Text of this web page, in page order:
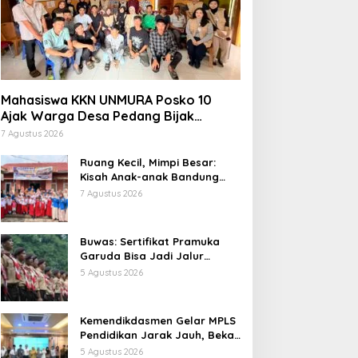
Mahasiswa KKN UNMURA Posko 10
Ajak Warga Desa Pedang Bijak
Bermedia Digital
7 Agustus 2026
Ruang Kecil, Mimpi Besar:
Kisah Anak-anak Bandung
Ujung Menemukan Dunia
7 Agustus 2026
Buwas: Sertifikat Pramuka
Garuda Bisa Jadi Jalur
Khusus Masuk TNI, Polri, dan
5 Agustus 2026
Kemendikdasmen Gelar MPLS
Pendidikan Jarak Jauh, Bekali
Murid Bangun Kemandirian
5 Agustus 2026